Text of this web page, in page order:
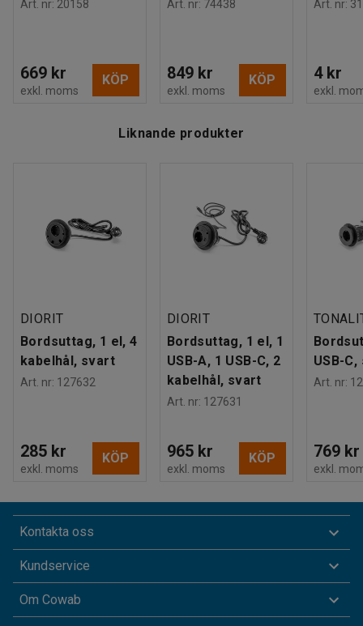
Art. nr: 20158
669 kr
exkl. moms
KÖP
Art. nr: 74438
849 kr
exkl. moms
KÖP
Art. nr:
4 kr
exkl.
Liknande produkter
DIORIT
Bordsuttag, 1 el, 4
kabelhål, svart
Art. nr: 127632
285 kr
exkl. moms
KÖP
DIORIT
Bordsuttag, 1 el, 1
USB-A, 1 USB-C, 2
kabelhål, svart
Art. nr: 127631
965 kr
exkl. moms
KÖP
USB-
Art. nr:
769 kr
exkl.
Kontakta oss
Kundservice
Om Cowab